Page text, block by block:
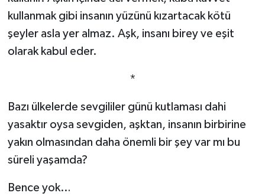
kullanmak gibi insanın yüzünü kızartacak kötü
şeyler asla yer almaz. Aşk, insanı birey ve eşit
olarak kabul eder.
*
Bazı ülkelerde sevgililer günü kutlaması dahi
yasaktır oysa sevgiden, aşktan, insanın birbirine
yakın olmasından daha önemli bir şey var mı bu
süreli yaşamda?
Bence yok…